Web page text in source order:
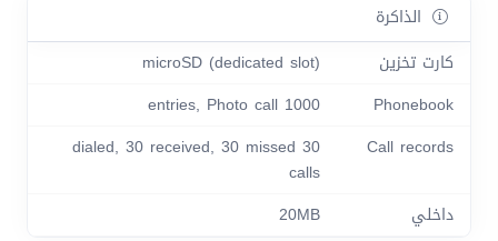
الذاكرة
كارت تخزين
microSD (dedicated slot)
Phonebook
1000 entries, Photo call
Call records
30 dialed, 30 received, 30 missed
calls
داخلي
20MB